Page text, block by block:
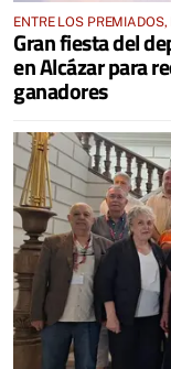
ENTRE LOS
Gran fiesta del
en Alcázar para
ganadores